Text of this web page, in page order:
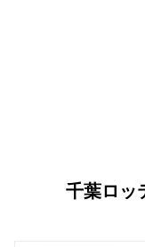
千葉ロッ